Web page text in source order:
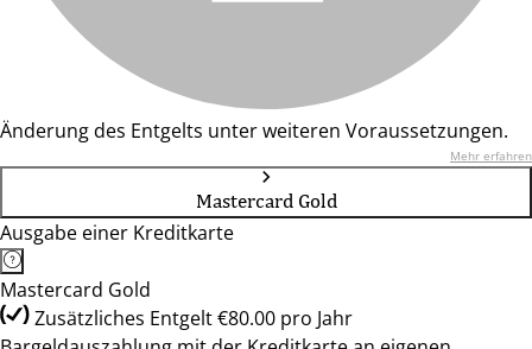
Änderung des Entgelts unter weiteren Voraussetzungen.
Mehr erfahren
Mastercard Gold
Ausgabe einer Kreditkarte
Mastercard Gold
Zusätzliches Entgelt €80.00 pro Jahr